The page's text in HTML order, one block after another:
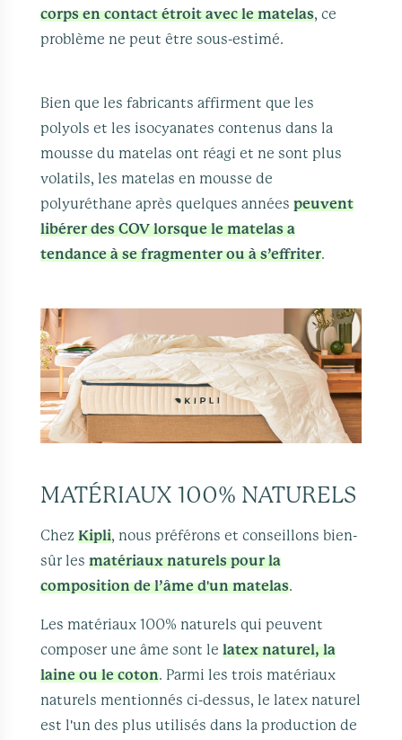
corps en contact étroit avec le matelas, ce
problème ne peut être sous-estimé.
Bien que les fabricants affirment que les
polyols et les isocyanates contenus dans la
mousse du matelas ont réagi et ne sont plus
volatils, les matelas en mousse de
polyuréthane après quelques annéespeuvent
libérer des COV lorsque le matelas a
tendance à se fragmenter ou à s’effriter.
MATÉRIAUX 100% NATURELS
ChezKipli, nous préférons et conseillons bien-
sûr lesmatériaux naturels pour la
composition de l’âme d'un matelas.
Les matériaux 100% naturels qui peuvent
composer une âme sont lelatex naturel, la
laine ou le coton. Parmi les trois matériaux
naturels mentionnés ci-dessus, le latex naturel
est l'un des plus utilisés dans la production de